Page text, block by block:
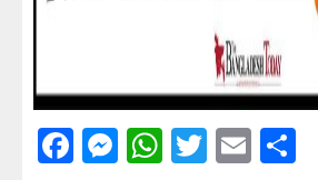
Facebook
Messenger
WhatsApp
Twitter
Email